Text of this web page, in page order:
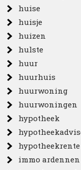
huise
huisje
huizen
hulste
huur
huurhuis
huurwoning
huurwoningen
hypotheek
hypotheekrente
immo ardennen